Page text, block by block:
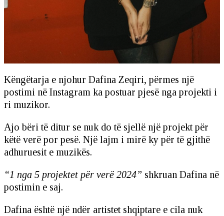
Këngëtarja e njohur Dafina Zeqiri, përmes një
postimi në Instagram ka postuar pjesë nga projekti i
ri muzikor.
Ajo bëri të ditur se nuk do të sjellë një projekt për
këtë verë por pesë. Një lajm i mirë ky për të gjithë
adhuruesit e muzikës.
“1 nga 5 projektet për verë 2024” shkruan Dafina në
postimin e saj.
Dafina është një ndër artistet shqiptare e cila nuk